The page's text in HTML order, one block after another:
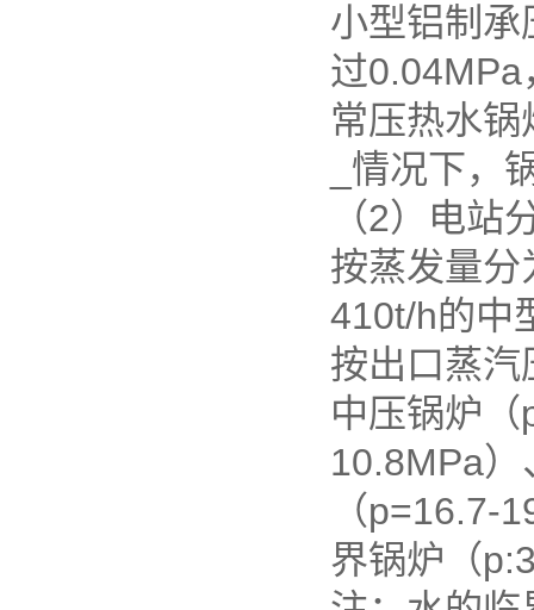
小型铝制
过
常压热水
_情况下，
（2）电站
按蒸发量
410t/h的中
按出口蒸
中压锅炉
10.8MPa
（p=16.7-
界锅炉（